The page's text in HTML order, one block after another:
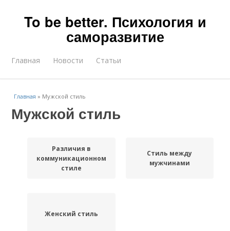
To be better. Психология и
саморазвитие
Главная Новости Статьи
Главная » Мужской стиль
Мужской стиль
Различия в
коммуникационном
стиле
Стиль между
мужчинами
Женский стиль